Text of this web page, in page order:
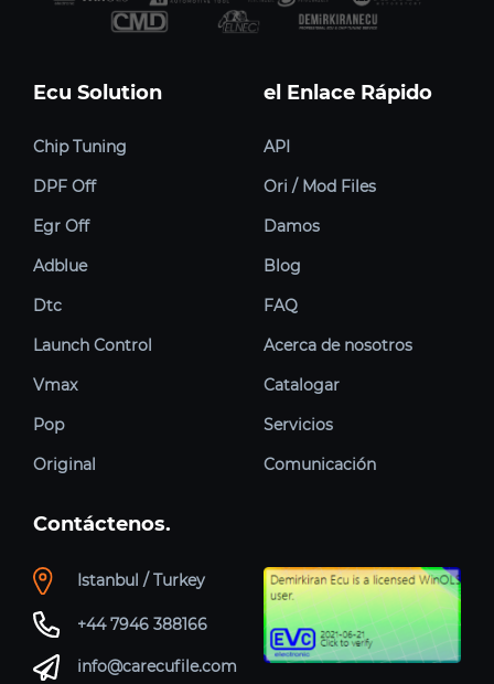
Ecu Solution
Chip Tuning
DPF Off
Egr Off
Adblue
Dtc
Launch Control
Vmax
Pop
Original
el Enlace Rápido
API
Ori / Mod Files
Damos
Blog
FAQ
Acerca de nosotros
Catalogar
Servicios
Comunicación
Contáctenos.
Istanbul / Turkey
+44 7946 388166
info@carecufile.com